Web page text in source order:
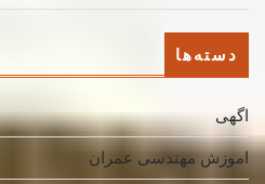
دسته‌ها
اگهی
اموزش مهندسی عمران